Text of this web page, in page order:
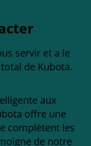
servir et a le
de Kubota.
aux
offre une
complètent les
de notre